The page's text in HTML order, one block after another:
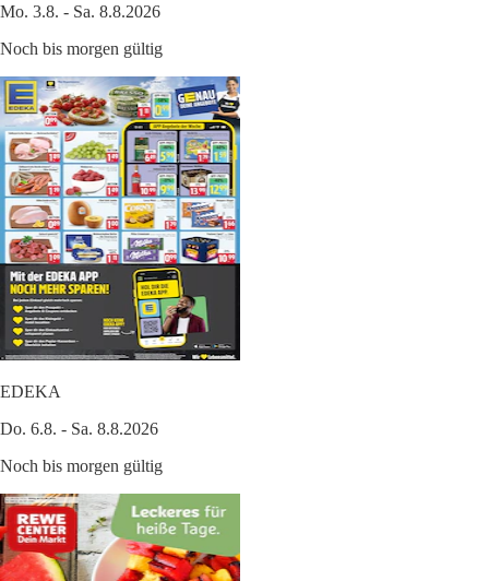
Mo. 3.8. - Sa. 8.8.2026
Noch bis morgen gültig
EDEKA
Do. 6.8. - Sa. 8.8.2026
Noch bis morgen gültig